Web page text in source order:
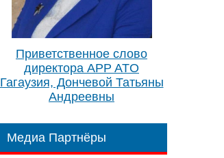
Приветственное слово
директора APP ATO
Гагаузия, Дончевой Татьяны
Андреевны
Медиа Партнёры